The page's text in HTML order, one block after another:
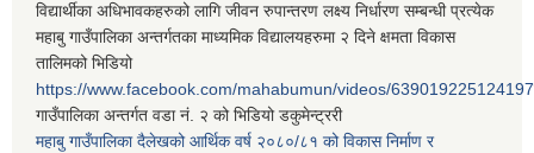
विद्यार्थीका अधिभावकहरुको लागि जीवन रुपान्तरण लक्ष्य निर्धारण सम्बन्धी प्रत्येक
महाबु गाउँपालिका अन्तर्गतका माध्यमिक विद्यालयहरुमा २ दिने क्षमता विकास
तालिमको भिडियो
https://www.facebook.com/mahabumun/videos/639019225124197
गाउँपालिका अन्तर्गत वडा नं. २ को भिडियो डकुमेन्ट्ररी
महाबु गाउँपालिका दैलेखको आर्थिक वर्ष २०८०/८१ को विकास निर्माण र